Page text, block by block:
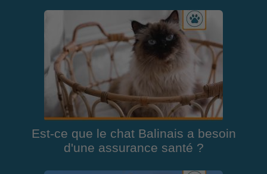
Est-ce que le chat Balinais a besoin
d'une assurance santé ?